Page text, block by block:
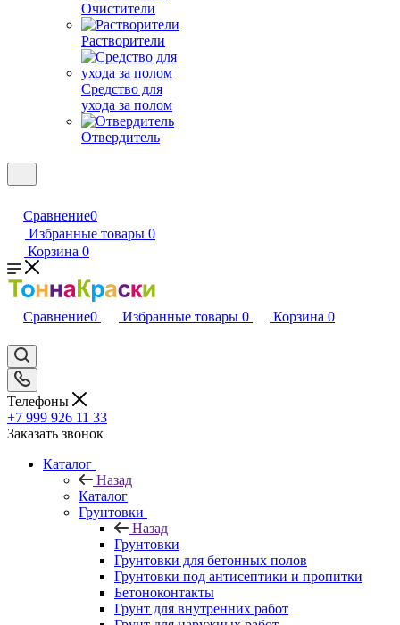
Очистители
Растворители
Средство для
ухода за полом
Отвердитель
Сравнение0
Избранные товары 0
Корзина 0
Сравнение0 Избранные товары 0 Корзина 0
Телефоны
+7 999 926 11 33
Заказать звонок
Каталог
Назад
Каталог
Грунтовки
Назад
Грунтовки
Грунтовки для бетонных полов
Грунтовки под антисептики и пропитки
Бетоноконтакты
Грунт для внутренних работ